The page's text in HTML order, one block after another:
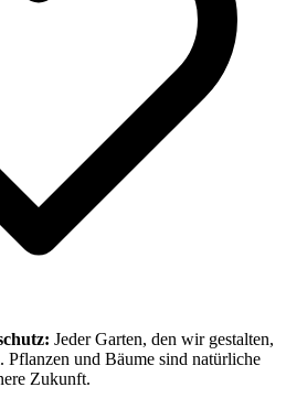
Jeder Garten, den wir gestalten,
und Bäume sind natürliche
Zukunft.